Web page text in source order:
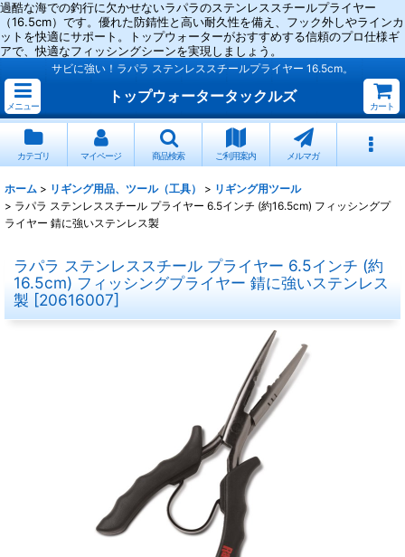
過酷な海での釣行に欠かせないラパラのステンレススチールプライヤー
（16.5cm）です。優れた防錆性と高い耐久性を備え、フック外しやラインカ
ットを快適にサポート。トップウォーターがおすすめする信頼のプロ仕様ギ
アで、快適なフィッシングシーンを実現しましょう。
サビに強い！ラパラ ステンレススチールプライヤー 16.5cm。
メニュー
トップウォータータックルズ
カート
カテゴリ マイページ 商品検索 ご利用案内 メルマガ
ホーム > リギング用品、ツール（工具） > リギング用ツール
> ラパラ ステンレススチール プライヤー 6.5インチ (約16.5cm) フィッシングプ
ライヤー 錆に強いステンレス製
ラパラ ステンレススチール プライヤー 6.5インチ (約
16.5cm) フィッシングプライヤー 錆に強いステンレス
製 [20616007]